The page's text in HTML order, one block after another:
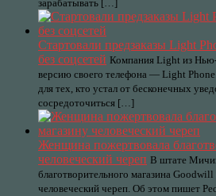
зарабатывать […]
Стартовали предзаказы Light
без соцсетей Компания Light из
версию своего телефона — Light
для тех, кто устал от бесконечных
сосредоточиться […]
Женщина пожертвовала
человеческий череп В штате
благотворительного магазина
человеческий череп. Об этом пишет